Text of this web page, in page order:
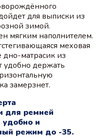
для выписки из
зимой.
мягким наполнителем.
меховая
дно-матрасик из
удобно держать
замерзнет.
для ремней
удобно и
режим до -35.